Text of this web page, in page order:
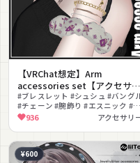
【VRChat想定】Arm
accessories set【アクセサリ
ー】
#ブレスレット #シュシュ #バング
#チェーン #腕飾り #エスニック #ガ
ーリー #MA対応 #色変更可能
936 アクセサリ
¥600